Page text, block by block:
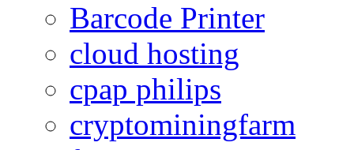
Barcode Printer
cloud hosting
cpap philips
cryptominingfarm